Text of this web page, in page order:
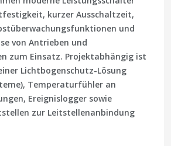
kurzer Ausschaltzeit,
und
von Antrieben und
zum Einsatz. Projektabhängig ist
Lichtbogenschutz-Lösung
Temperaturfühler an
Ereignislogger sowie
zur Leitstellenanbindung